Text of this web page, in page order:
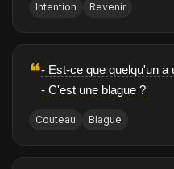
Intention Revenir
❝- Est-ce que quelqu'un a
- C'est une blague ?
Couteau Blague